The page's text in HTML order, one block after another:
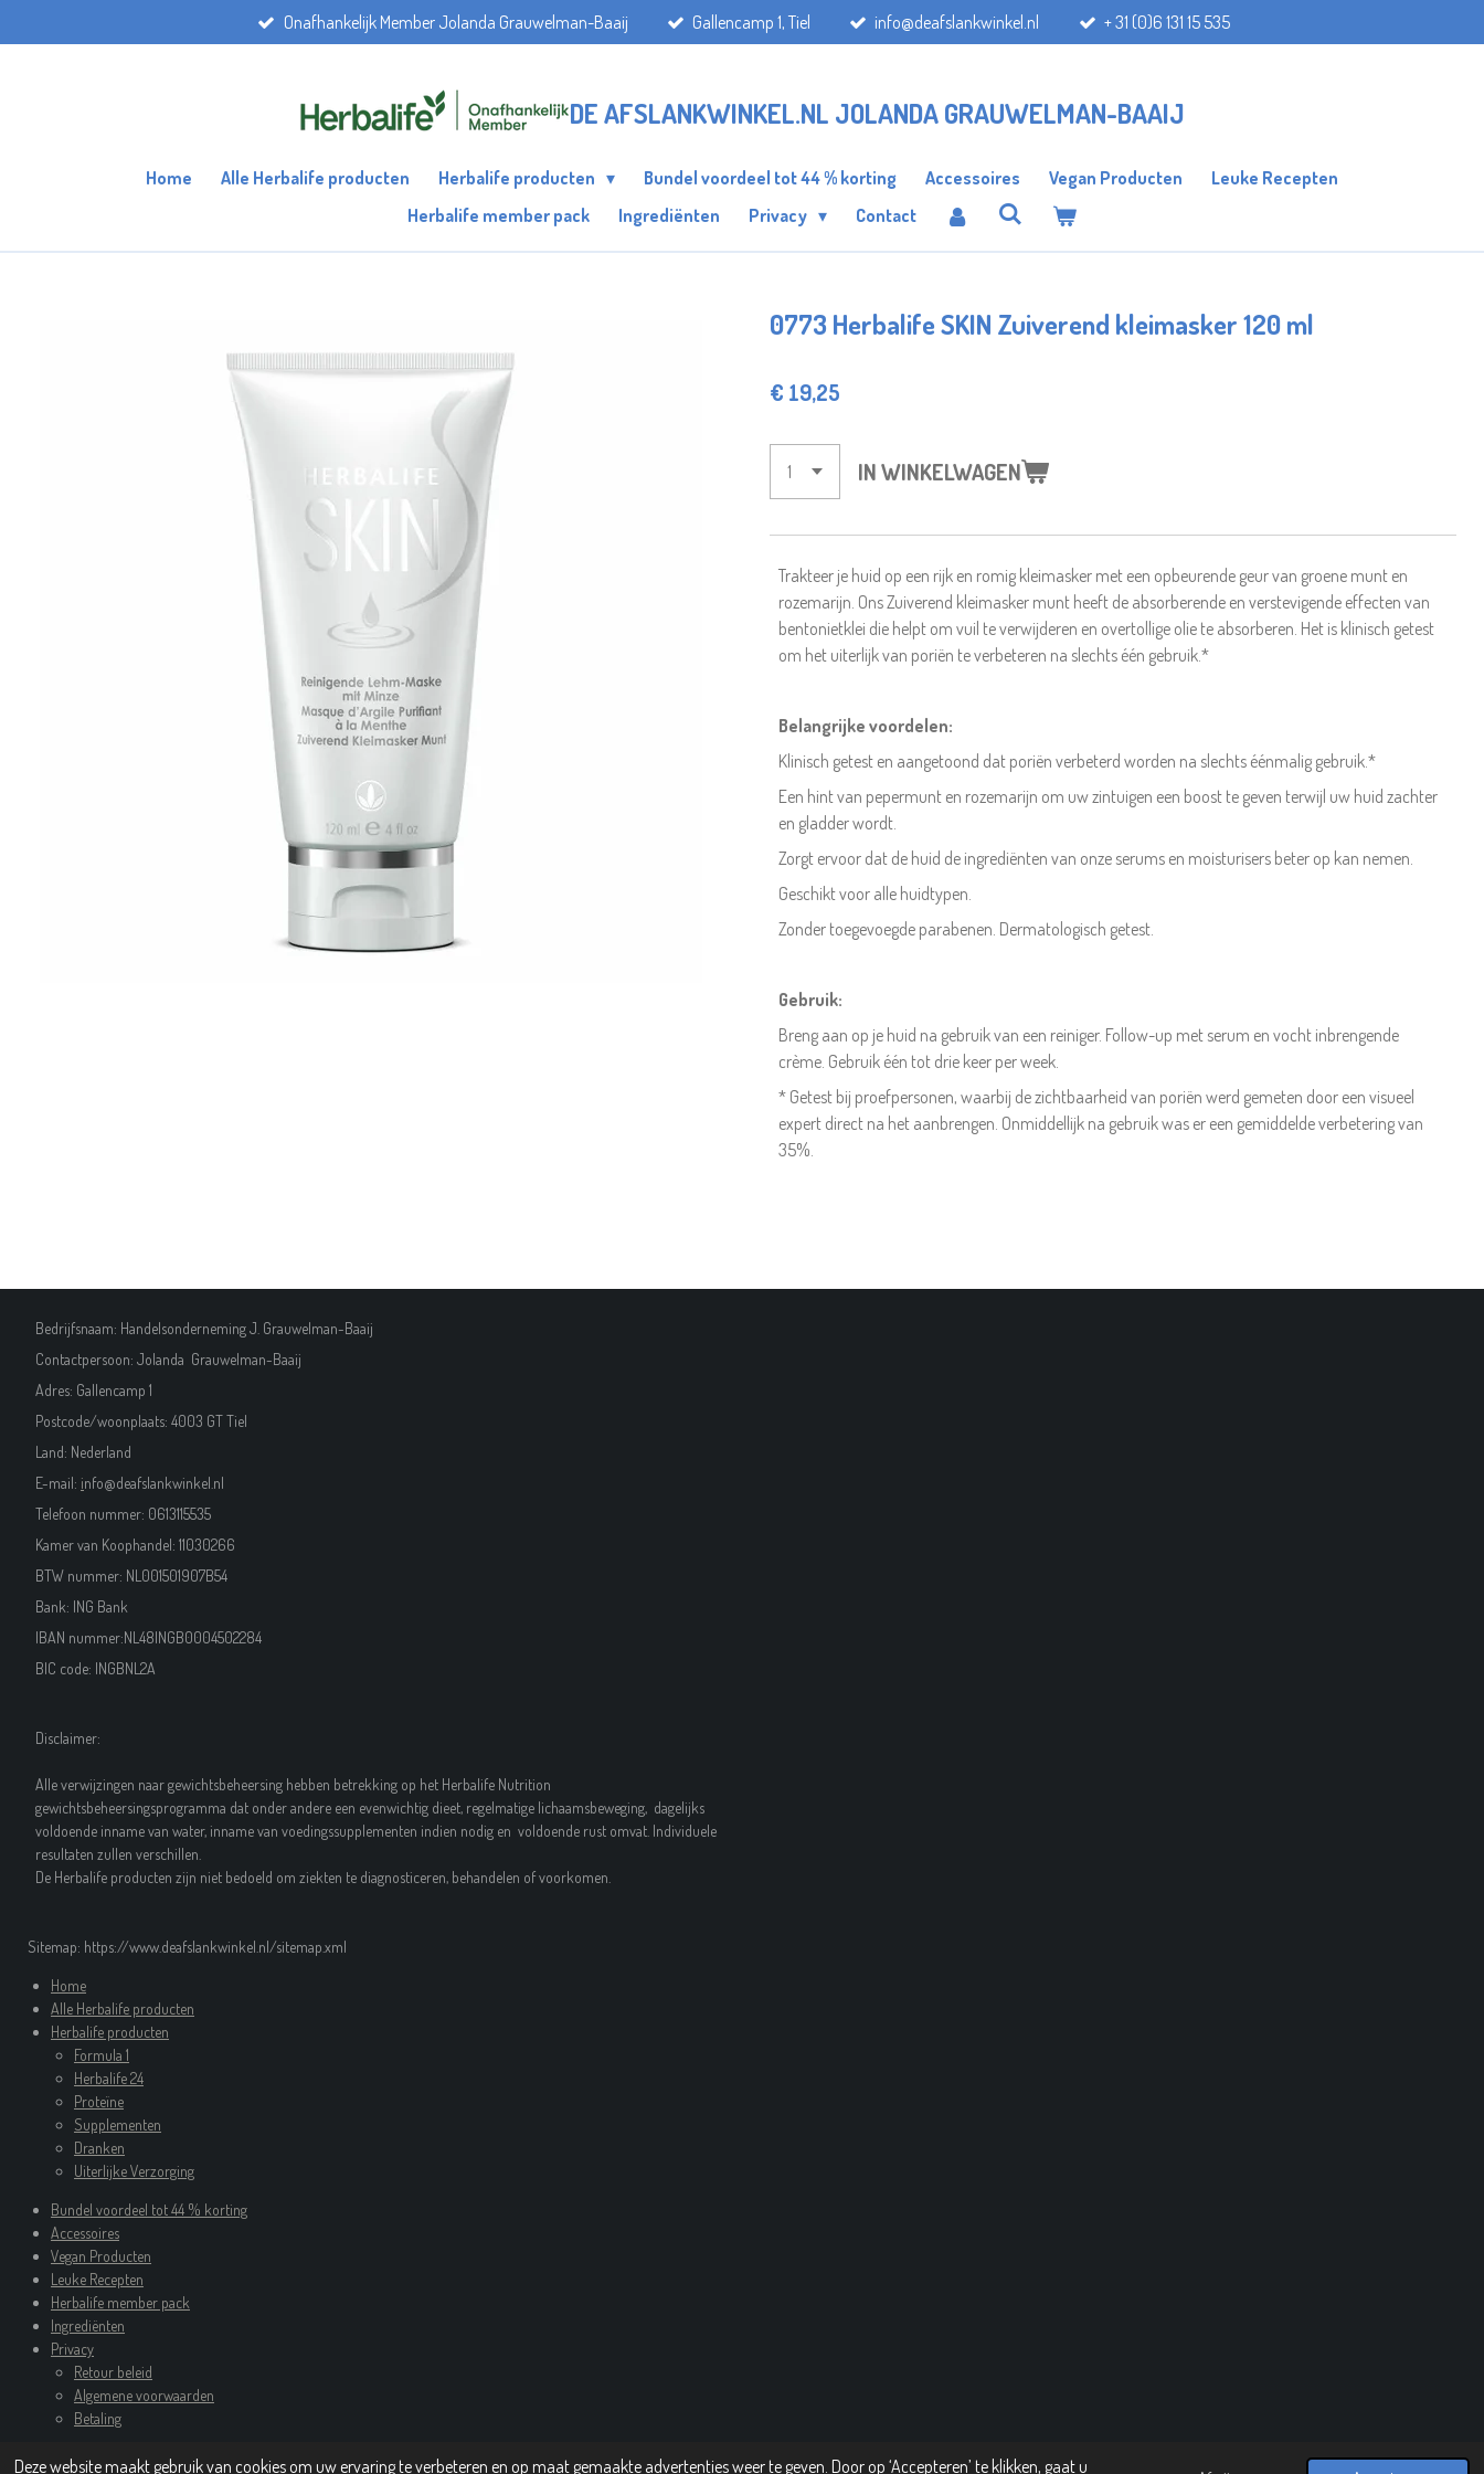
Deze website maakt gebruik van cookies om uw ervaring te verbeteren en op maat gemaakte advertenties weer te geven. Door op ‘Accepteren’ te klikken, gaat u
direct
Onafhankelijk Member Jolanda Grauwelman-Baaij Gallencamp 1, Tiel info@deafslankwinkel.nl + 31 (0)6 131 15 535
DE AFSLANKWINKEL.NL JOLANDA GRAUWELMAN-BAAIJ
Home Alle Herbalife producten Herbalife producten Bundel voordeel tot 44 % korting Accessoires Vegan Producten
Leuke Recepten
Herbalife member pack
Ingrediënten Privacy Contact
0773 Herbalife SKIN Zuiverend kleimasker 120 ml
€ 19,25
IN WINKELWAGEN
Trakteer je huid op een rijk en romig kleimasker met een opbeurende geur van groene munt en
rozemarijn. Ons Zuiverend kleimasker munt heeft de absorberende en verstevigende effecten van
bentonietklei die helpt om vuil te verwijderen en overtollige olie te absorberen. Het is klinisch getest
om het uiterlijk van poriën te verbeteren na slechts één gebruik.*
Belangrijke voordelen:
Klinisch getest en aangetoond dat poriën verbeterd worden na slechts éénmalig gebruik.*
Een hint van pepermunt en rozemarijn om uw zintuigen een boost te geven terwijl uw huid zachter
en gladder wordt.
Zorgt ervoor dat de huid de ingrediënten van onze serums en moisturisers beter op kan nemen.
Geschikt voor alle huidtypen.
Zonder toegevoegde parabenen. Dermatologisch getest.
Gebruik:
Breng aan op je huid na gebruik van een reiniger. Follow-up met serum en vocht inbrengende
crème. Gebruik één tot drie keer per week.
* Getest bij proefpersonen, waarbij de zichtbaarheid van poriën werd gemeten door een visueel
expert direct na het aanbrengen. Onmiddellijk na gebruik was er een gemiddelde verbetering van
35%.
Bedrijfsnaam: Handelsonderneming J. Grauwelman-Baaij
Contactpersoon: Jolanda Grauwelman-Baaij
Adres: Gallencamp 1
Postcode/woonplaats: 4003 GT Tiel
Land: Nederland
E-mail: info@deafslankwinkel.nl
Telefoon nummer: 0613115535
Kamer van Koophandel: 11030266
BTW nummer: NL001501907B54
Bank: ING Bank
IBAN nummer:NL48INGB0004502284
BIC code: INGBNL2A
Disclaimer:
Alle verwijzingen naar gewichtsbeheersing hebben betrekking op het Herbalife Nutrition
gewichtsbeheersingsprogramma dat onder andere een evenwichtig dieet, regelmatige lichaamsbeweging, dagelijks
voldoende inname van water, inname van voedingssupplementen indien nodig en voldoende rust omvat. Individuele
resultaten zullen verschillen.
De Herbalife producten zijn niet bedoeld om ziekten te diagnosticeren, behandelen of voorkomen.
Sitemap: https://www.deafslankwinkel.nl/sitemap.xml
Home
Alle Herbalife producten
Herbalife producten
Formula 1
Herbalife 24
Proteïne
Supplementen
Dranken
Uiterlijke Verzorging
Bundel voordeel tot 44 % korting
Accessoires
Vegan Producten
Leuke Recepten
Herbalife member pack
Ingrediënten
Privacy
Retour beleid
Algemene voorwaarden
Betaling
Contact